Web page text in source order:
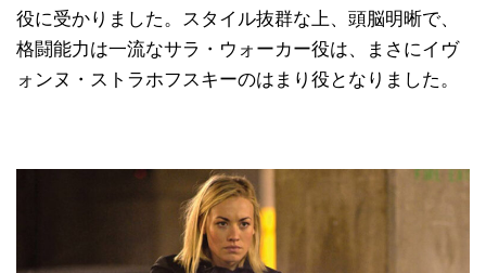
役に受かりました。スタイル抜群な上、頭脳明晰で、
格闘能力は一流なサラ・ウォーカー役は、まさにイヴ
ォンヌ・ストラホフスキーのはまり役となりました。